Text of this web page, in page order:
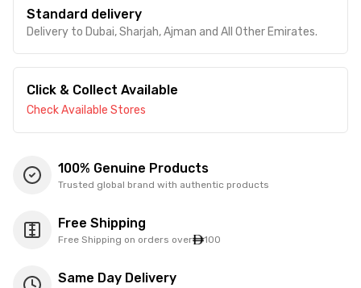
Standard delivery
Delivery to Dubai, Sharjah, Ajman and All Other Emirates.
Click & Collect Available
Check Available Stores
100% Genuine Products
Trusted global brand with authentic products
Free Shipping
Free Shipping on orders over 100
Same Day Delivery